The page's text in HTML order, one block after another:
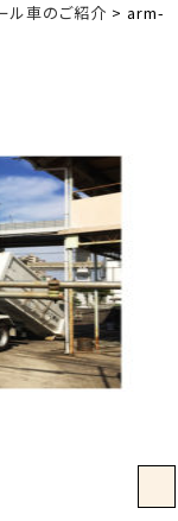
ル車のご紹介 > arm-